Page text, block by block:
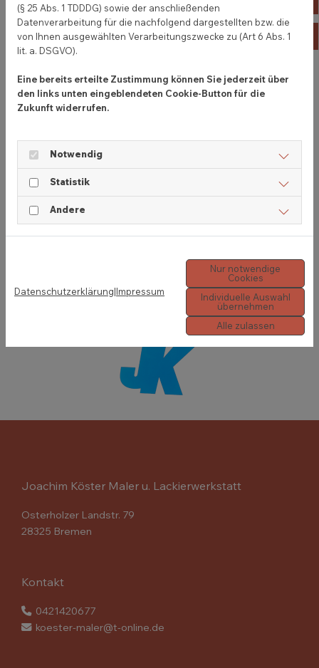
Joachim Köster Maler u. Lackierwerkstatt
Osterholzer Landstr. 79
28325 Bremen
Kontakt
0421420677
koester-maler@t-online.de
(§ 25 Abs. 1 TDDDG) sowie der anschließenden
Datenverarbeitung für die nachfolgend dargestellten bzw. die
von Ihnen ausgewählten Verarbeitungszwecke zu (Art 6 Abs. 1
lit. a. DSGVO).
Eine bereits erteilte Zustimmung können Sie jederzeit über
den links unten eingeblendeten Cookie-Button für die
Zukunft widerrufen.
Notwendig
Statistik
Andere
Datenschutzerklärung|Impressum
Nur notwendige
Cookies
Individuelle Auswahl
übernehmen
Alle zulassen